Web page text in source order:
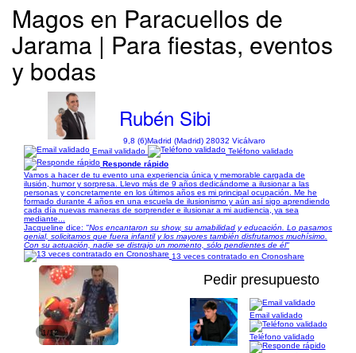
Magos en Paracuellos de
Jarama | Para fiestas, eventos
y bodas
Rubén Sibi
9,8 (6)Madrid (Madrid) 28032 Vicálvaro
Email validado
Teléfono validado
Responde rápido
Vamos a hacer de tu evento una experiencia única y memorable cargada de
ilusión, humor y sorpresa. Llevo más de 9 años dedicándome a ilusionar a las
personas y concretamente en los últimos años es mi principal ocupación. Me he
formado durante 4 años en una escuela de ilusionismo y aún así sigo aprendiendo
cada día nuevas maneras de sorprender e ilusionar a mi audiencia, ya sea
mediante...
Jacqueline dice: "Nos encantaron su show, su amabilidad y educación. Lo pasamos
genial, solicitamos que fuera infantil y los mayores también disfrutamos muchísimo.
Con su actuación, nadie se distrajo un momento, sólo pendientes de él"
13 veces contratado en Cronoshare
1/12
Pedir presupuesto
Email validado
Teléfono validado